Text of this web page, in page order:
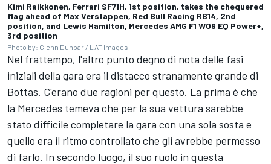
Kimi Raikkonen, Ferrari SF71H, 1st position, takes the chequered
flag ahead of Max Verstappen, Red Bull Racing RB14, 2nd
position, and Lewis Hamilton, Mercedes AMG F1 W09 EQ Power+,
3rd position
Photo by: Glenn Dunbar / LAT Images
Nel frattempo, l'altro punto degno di nota delle fasi
iniziali della gara era il distacco stranamente grande di
Bottas. C'erano due ragioni per questo. La prima è che
la Mercedes temeva che per la sua vettura sarebbe
stato difficile completare la gara con una sola sosta e
quello era il ritmo controllato che gli avrebbe permesso
di farlo. In secondo luogo, il suo ruolo in questa